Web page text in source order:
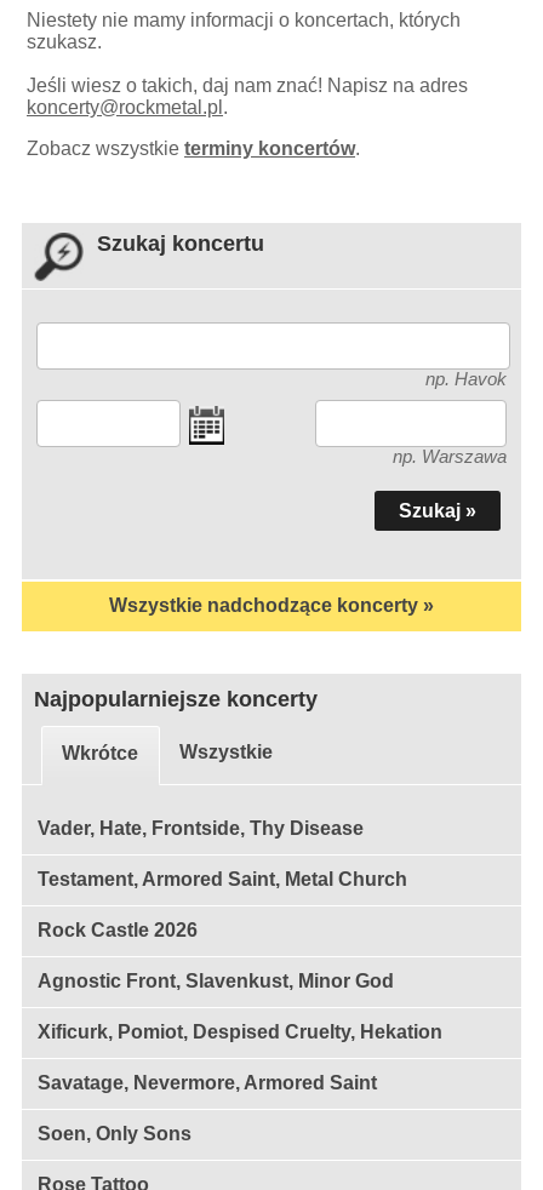
Niestety nie mamy informacji o koncertach, których
szukasz.
Jeśli wiesz o takich, daj nam znać! Napisz na adres
koncerty@rockmetal.pl .
Zobacz wszystkieterminy koncertów.
Szukaj koncertu
np. Havok
np. Warszawa
Wszystkie nadchodzące koncerty »
Najpopularniejsze koncerty
Wkrótce Wszystkie
Vader, Hate, Frontside, Thy Disease
Testament, Armored Saint, Metal Church
Rock Castle 2026
Agnostic Front, Slavenkust, Minor God
Xificurk, Pomiot, Despised Cruelty, Hekation
Savatage, Nevermore, Armored Saint
Soen, Only Sons
Rose Tattoo